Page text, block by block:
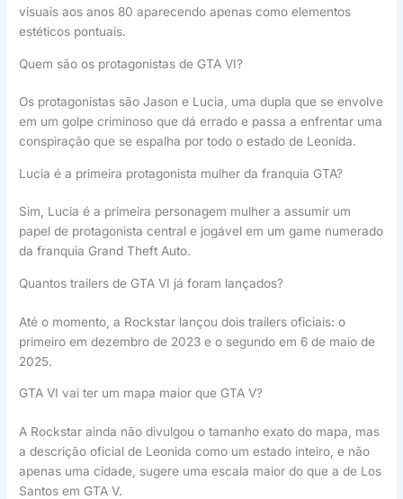
visuais aos anos 80 aparecendo apenas como elementos
estéticos pontuais.
Quem são os protagonistas de GTA VI?
Os protagonistas são Jason e Lucia, uma dupla que se envolve
em um golpe criminoso que dá errado e passa a enfrentar uma
conspiração que se espalha por todo o estado de Leonida.
Lucia é a primeira protagonista mulher da franquia GTA?
Sim, Lucia é a primeira personagem mulher a assumir um
papel de protagonista central e jogável em um game numerado
da franquia Grand Theft Auto.
Quantos trailers de GTA VI já foram lançados?
Até o momento, a Rockstar lançou dois trailers oficiais: o
primeiro em dezembro de 2023 e o segundo em 6 de maio de
2025.
GTA VI vai ter um mapa maior que GTA V?
A Rockstar ainda não divulgou o tamanho exato do mapa, mas
a descrição oficial de Leonida como um estado inteiro, e não
apenas uma cidade, sugere uma escala maior do que a de Los
Santos em GTA V.